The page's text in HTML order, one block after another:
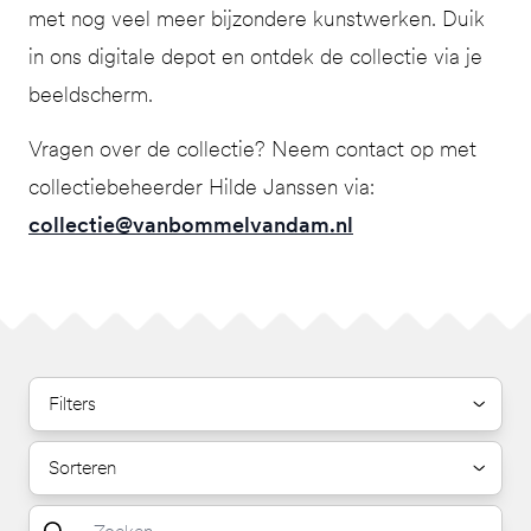
met nog veel meer bijzondere kunstwerken. Duik
in ons digitale depot en ontdek de collectie via je
beeldscherm.
Vragen over de collectie? Neem contact op met
collectiebeheerder Hilde Janssen via:
collectie@vanbommelvandam.nl
Filters
Sorteren